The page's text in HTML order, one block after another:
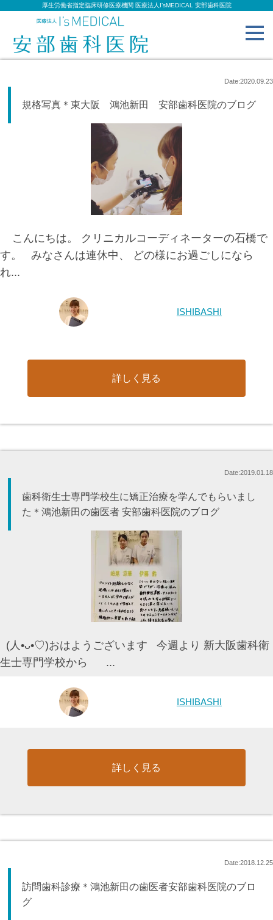
厚生労働省指定臨床研修医療機関 医療法人I’sMEDICAL 安部歯科医院
Date:2020.09.23
規格写真＊東大阪 鴻池新田 安部歯科医院のブログ
こんにちは。 クリニカルコーディネーターの石橋で
す。 みなさんは連休中、 どの様にお過ごしになら
れ...
ISHIBASHI
詳しく見る
Date:2019.01.18
歯科衛生士専門学校生に矯正治療を学んでもらいまし
た＊鴻池新田の歯医者 安部歯科医院のブログ
(人•ᴗ•♡)おはようございます 今週より 新大阪歯科衛
生士専門学校から ...
ISHIBASHI
詳しく見る
Date:2018.12.25
訪問歯科診療＊鴻池新田の歯医者安部歯科医院のブロ
グ